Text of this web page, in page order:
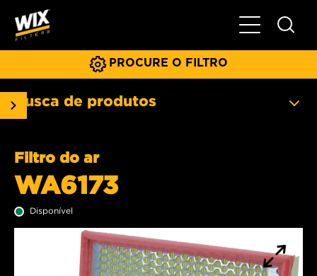
Menu
PROCURE O FILTRO
Busca de produtos
Filtro do ar
WA6173
Disponível